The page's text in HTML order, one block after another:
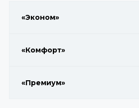
«Эконом»
«Комфорт»
«Премиум»